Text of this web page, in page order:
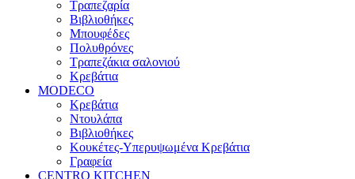
Τραπεζαρία
Βιβλιοθήκες
Μπουφέδες
Πολυθρόνες
Τραπεζάκια σαλονιού
Κρεβάτια
MODECO
Κρεβάτια
Ντουλάπα
Βιβλιοθήκες
Κουκέτες-Υπερυψωμένα Κρεβάτια
Γραφεία
CENTRO KITCHEN